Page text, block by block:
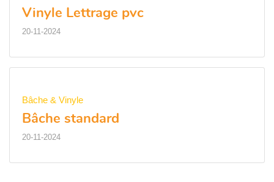
Vinyle Lettrage pvc
20-11-2024
Bâche & Vinyle
Bâche standard
20-11-2024